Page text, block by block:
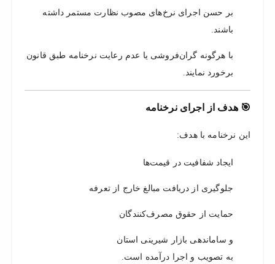
بر حسن اجرای نرخ‌های مصوب نظارت مستمر داشته
باشند.
با هرگونه گران‌فروشی یا عدم رعایت نرخنامه طبق قانون
برخورد نمایند.
🎯 هدف از اجرای نرخنامه
این نرخنامه با هدف:
ایجاد شفافیت در قیمت‌ها
جلوگیری از دریافت مبالغ خارج از تعرفه
حمایت از حقوق مصرف‌کنندگان
و ساماندهی بازار شیرینی استان
به تصویب و اجرا درآمده است.